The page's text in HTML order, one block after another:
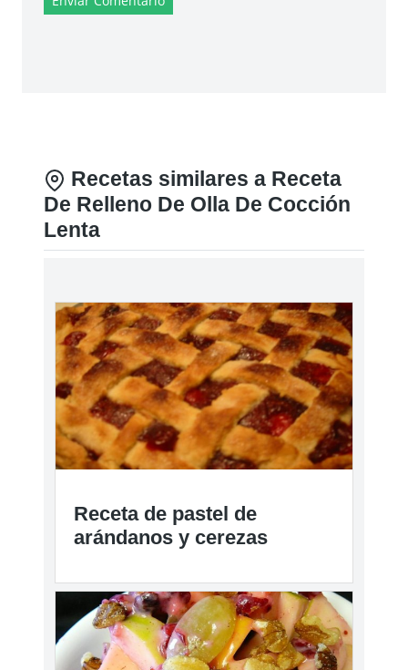
Enviar Comentario
Recetas similares a Receta
De Relleno De Olla De Cocción
Lenta